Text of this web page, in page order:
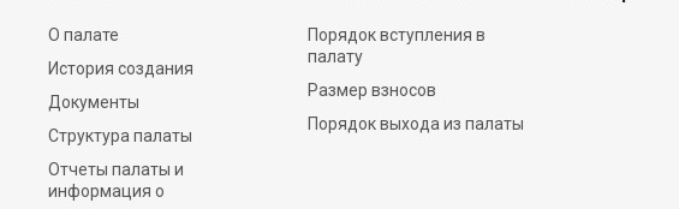
О палате
История создания
Документы
Структура палаты
Отчеты палаты и
информация о
Порядок вступления в
палату
Размер взносов
Порядок выхода из палаты